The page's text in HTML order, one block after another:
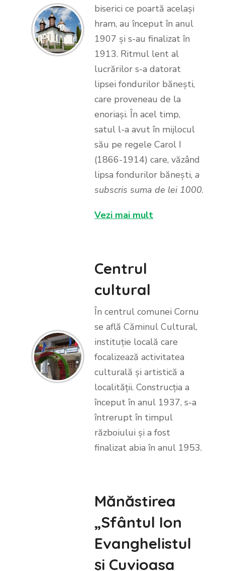
biserici ce poartă același
hram, au început în anul
1907 și s-au finalizat în
1913. Ritmul lent al
lucrărilor s-a datorat
lipsei fondurilor bănești,
care proveneau de la
enoriași. În acel timp,
satul l-a avut în mijlocul
său pe regele Carol I
(1866-1914) care, văzând
lipsa fondurilor bănești,a
subscris suma de lei 1000.
Vezi mai mult
Centrul
cultural
În centrul comunei Cornu
se află Căminul Cultural,
instituție locală care
focalizează activitatea
culturală și artistică a
localității. Construcția a
început în anul 1937, s-a
întrerupt în timpul
războiului și a fost
finalizat abia în anul 1953.
Mănăstirea
„Sfântul Ion
Evanghelistul
și Cuvioasa